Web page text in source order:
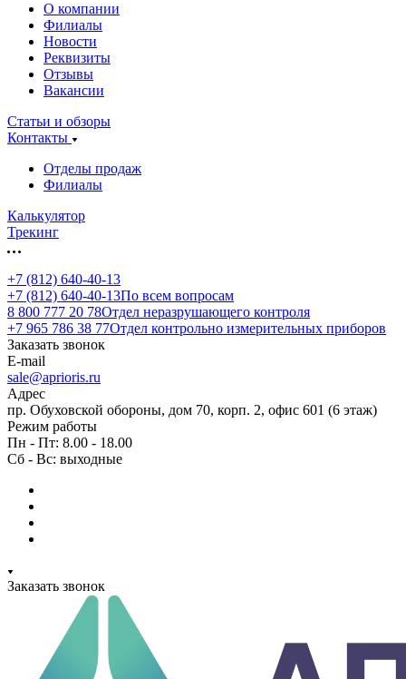
О компании
Филиалы
Новости
Реквизиты
Отзывы
Вакансии
Статьи и обзоры
Контакты
Отделы продаж
Филиалы
Калькулятор
Трекинг
+7 (812) 640-40-13
+7 (812) 640-40-13По всем вопросам
8 800 777 20 78Отдел неразрушающего контроля
+7 965 786 38 77Отдел контрольно измерительных приборов
Заказать звонок
E-mail
sale@aprioris.ru
Адрес
пр. Обуховской обороны, дом 70, корп. 2, офис 601 (6 этаж)
Режим работы
Пн - Пт: 8.00 - 18.00
Сб - Вс: выходные
Заказать звонок